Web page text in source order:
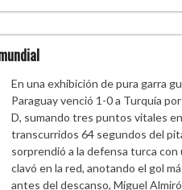
En una exhibición de pura garra
Paraguay venció 1-0 a Turquía
D, sumando tres puntos vitales
transcurridos 64 segundos del
sorprendió a la defensa turca
clavó en la red, anotando el gol
antes del descanso, Miguel